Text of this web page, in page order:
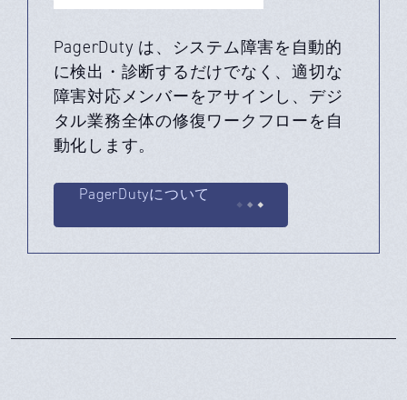
PagerDuty は、システム障害を自動的
に検出・診断するだけでなく、適切な
障害対応メンバーをアサインし、デジ
タル業務全体の修復ワークフローを自
動化します。
PagerDutyについて